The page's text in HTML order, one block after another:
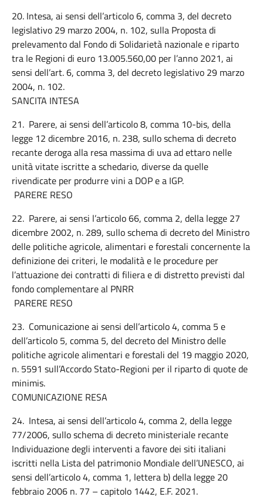
20. Intesa, ai sensi dell’articolo 6, comma 3, del decreto
legislativo 29 marzo 2004, n. 102, sulla Proposta di
prelevamento dal Fondo di Solidarietà nazionale e riparto
tra le Regioni di euro 13.005.560,00 per l’anno 2021, ai
sensi dell’art. 6, comma 3, del decreto legislativo 29 marzo
2004, n. 102.
SANCITA INTESA
21. Parere, ai sensi dell’articolo 8, comma 10-bis, della
legge 12 dicembre 2016, n. 238, sullo schema di decreto
recante deroga alla resa massima di uva ad ettaro nelle
unità vitate iscritte a schedario, diverse da quelle
rivendicate per produrre vini a DOP e a IGP.
PARERE RESO
22. Parere, ai sensi l’articolo 66, comma 2, della legge 27
dicembre 2002, n. 289, sullo schema di decreto del Ministro
delle politiche agricole, alimentari e forestali concernente la
definizione dei criteri, le modalità e le procedure per
l’attuazione dei contratti di filiera e di distretto previsti dal
fondo complementare al PNRR
PARERE RESO
23. Comunicazione ai sensi dell’articolo 4, comma 5 e
dell’articolo 5, comma 5, del decreto del Ministro delle
politiche agricole alimentari e forestali del 19 maggio 2020,
n. 5591 sull’Accordo Stato-Regioni per il riparto di quote de
minimis.
COMUNICAZIONE RESA
24. Intesa, ai sensi dell’articolo 4, comma 2, della legge
77/2006, sullo schema di decreto ministeriale recante
Individuazione degli interventi a favore dei siti italiani
iscritti nella Lista del patrimonio Mondiale dell’UNESCO, ai
sensi dell’articolo 4, comma 1, lettera b) della legge 20
febbraio 2006 n. 77 – capitolo 1442, E.F. 2021.